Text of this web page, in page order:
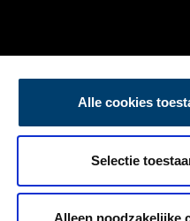
Alle cookies
Selectie
Alleen noodzakelijke